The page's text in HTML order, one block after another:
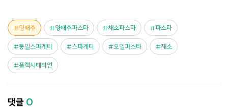
양배추 양배추파스타 채소파스타 파스타
통밀스파게티 스파게티 오일파스타 채소
플랙시테리언
댓글 0